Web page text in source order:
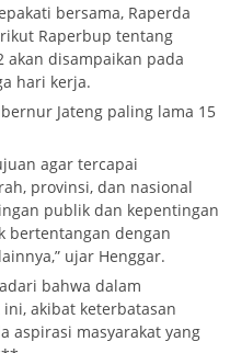
bersama, Raperda
Raperbup tentang
akan disampaikan pada
hari kerja.
Jateng paling lama 15
agar tercapai
provinsi, dan nasional
publik dan kepentingan
bertentangan dengan
ujar Henggar.
bahwa dalam
ini, akibat keterbatasan
aspirasi masyarakat yang